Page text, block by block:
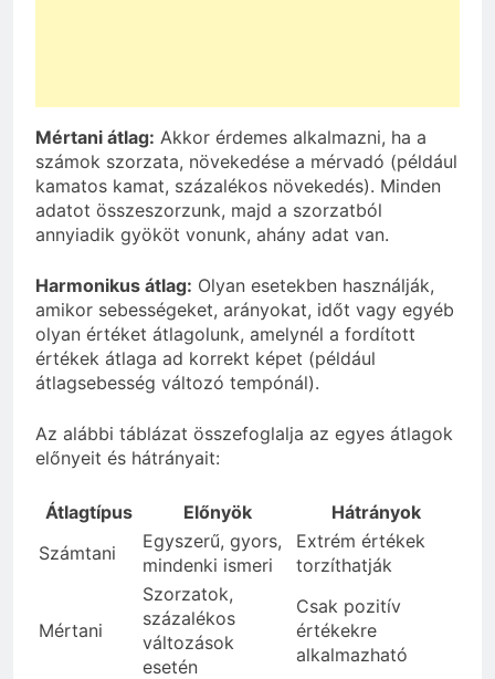
Mértani átlag: Akkor érdemes alkalmazni, ha a
számok szorzata, növekedése a mérvadó (például
kamatos kamat, százalékos növekedés). Minden
adatot összeszorzunk, majd a szorzatból
annyiadik gyököt vonunk, ahány adat van.
Harmonikus átlag: Olyan esetekben használják,
amikor sebességeket, arányokat, időt vagy egyéb
olyan értéket átlagolunk, amelynél a fordított
értékek átlaga ad korrekt képet (például
átlagsebesség változó tempónál).
Az alábbi táblázat összefoglalja az egyes átlagok
előnyeit és hátrányait:
Átlagtípus Előnyök
Hátrányok
Számtani
Egyszerű, gyors,
mindenki ismeri
Extrém értékek
torzíthatják
Mértani
Szorzatok,
százalékos
változások
esetén
Csak pozitív
értékekre
alkalmazható